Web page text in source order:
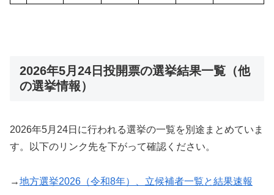
2026年5月24日投開票の選挙結果一覧（他
の選挙情報）
2026年5月24日に行われる選挙の一覧を別途まとめていま
す。以下のリンク先を下がって確認ください。
→地方選挙2026（令和8年）、立候補者一覧と結果速報